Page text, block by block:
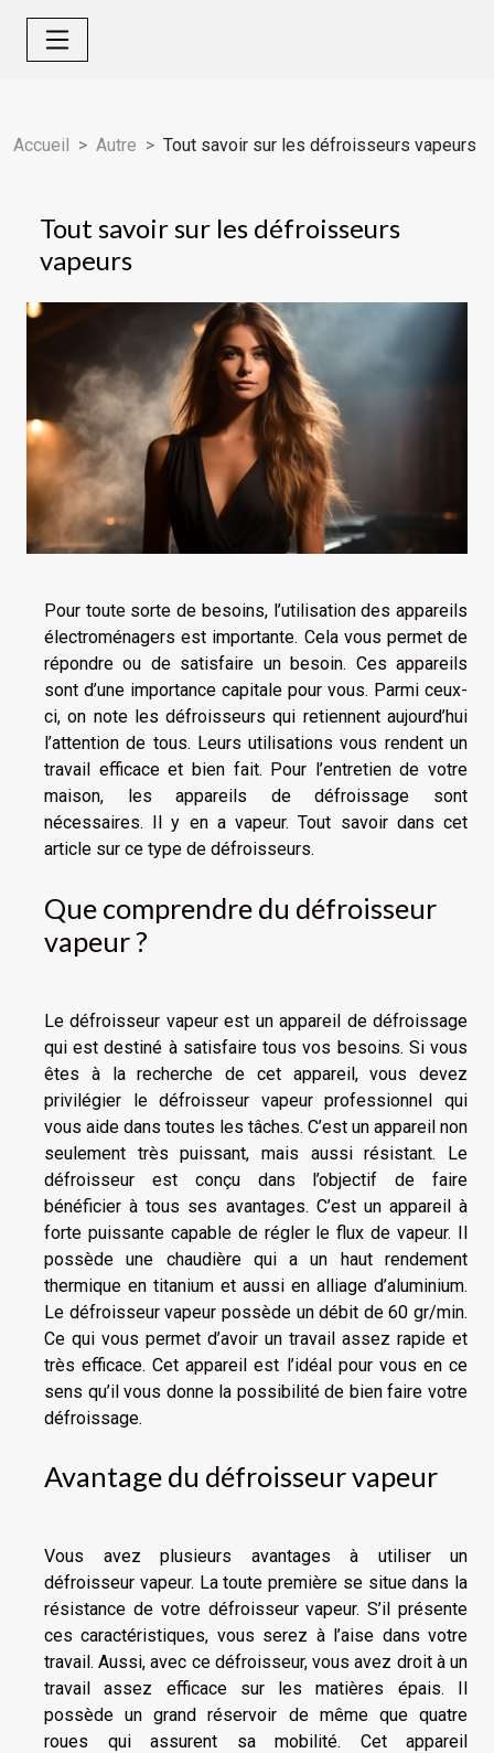
Accueil Autre Tout savoir sur les défroisseurs vapeurs
Tout savoir sur les défroisseurs
vapeurs
Pour toute sorte de besoins, l’utilisation des appareils
électroménagers est importante. Cela vous permet de
répondre ou de satisfaire un besoin. Ces appareils
sont d’une importance capitale pour vous. Parmi ceux-
ci, on note les défroisseurs qui retiennent aujourd’hui
l’attention de tous. Leurs utilisations vous rendent un
travail efficace et bien fait. Pour l’entretien de votre
maison, les appareils de défroissage sont
nécessaires. Il y en a vapeur. Tout savoir dans cet
article sur ce type de défroisseurs.
Que comprendre du défroisseur
vapeur ?
Le défroisseur vapeur est un appareil de défroissage
qui est destiné à satisfaire tous vos besoins. Si vous
êtes à la recherche de cet appareil, vous devez
privilégier ledéfroisseur vapeur professionnel qui
vous aide dans toutes les tâches. C’est un appareil non
seulement très puissant, mais aussi résistant. Le
défroisseur est conçu dans l’objectif de faire
bénéficier à tous ses avantages. C’est un appareil à
forte puissante capable de régler le flux de vapeur. Il
possède une chaudière qui a un haut rendement
thermique en titanium et aussi en alliage d’aluminium.
Le défroisseur vapeur possède un débit de 60 gr/min.
Ce qui vous permet d’avoir un travail assez rapide et
très efficace. Cet appareil est l’idéal pour vous en ce
sens qu’il vous donne la possibilité de bien faire votre
défroissage.
Avantage du défroisseur vapeur
Vous avez plusieurs avantages à utiliser un
défroisseur vapeur. La toute première se situe dans la
résistance de votre défroisseur vapeur. S’il présente
ces caractéristiques, vous serez à l’aise dans votre
travail. Aussi, avec ce défroisseur, vous avez droit à un
travail assez efficace sur les matières épais. Il
possède un grand réservoir de même que quatre
roues qui assurent sa mobilité. Cet appareil